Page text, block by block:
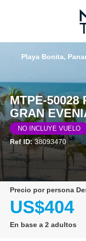
MTPE-50028
GRAN
NO INCLUYE VUELO
Ref ID:38093470
Playa Bonita,
precio por persona
US$404
En base a 2 adultos